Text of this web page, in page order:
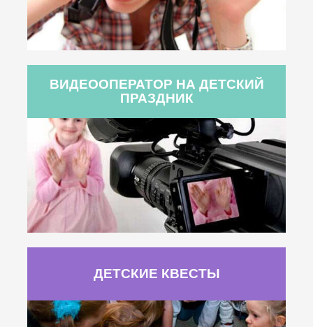
ВИДЕООПЕРАТОР НА ДЕТСКИЙ
ПРАЗДНИК
ДЕТСКИЕ КВЕСТЫ